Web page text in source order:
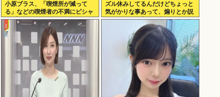
小原ブラス、「喫煙所が減って
る」などの喫煙者の不満にピシャ
リ 「じゃあやめれば？タバコなん
て家でだけ吸ってればいい」
ズル休みしてるんだけどちょっと
気がかりな事あって、煽りとか説
教とか抜きに客観的意見くれる人
だけきてくれ